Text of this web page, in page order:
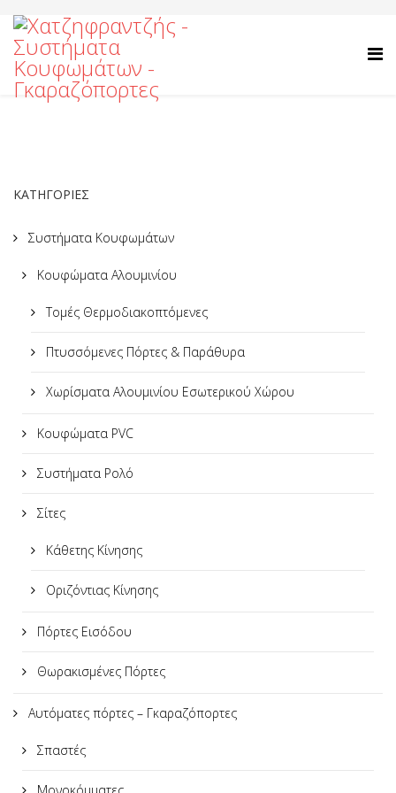
ΚΑΤΗΓΟΡΙΕΣ
Συστήματα Κουφωμάτων
Κουφώματα Αλουμινίου
Τομές Θερμοδιακοπτόμενες
Πτυσσόμενες Πόρτες & Παράθυρα
Χωρίσματα Αλουμινίου Εσωτερικού Χώρου
Κουφώματα PVC
Συστήματα Ρολό
Σίτες
Κάθετης Κίνησης
Οριζόντιας Κίνησης
Πόρτες Εισόδου
Θωρακισμένες Πόρτες
Αυτόματες πόρτες – Γκαραζόπορτες
Σπαστές